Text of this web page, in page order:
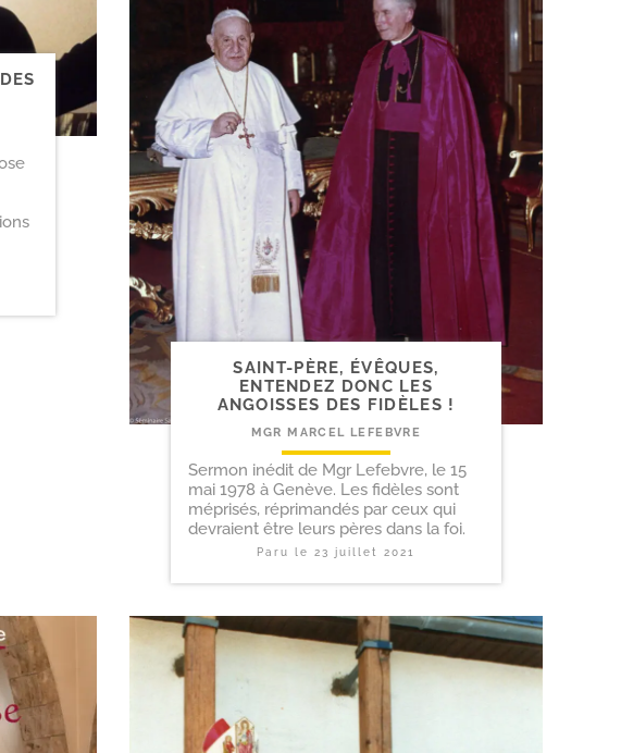
SAINT-​PÈRE, ÉVÊQUES,
ENTENDEZ DONC LES
ANGOISSES DES FIDÈLES !
MGR MARCEL LEFEBVRE
Sermon inédit de Mgr Lefebvre, le 15
mai 1978 à Genève. Les fidèles sont
méprisés, réprimandés par ceux qui
devraient être leurs pères dans la foi.
Paru le 23 juillet 2021